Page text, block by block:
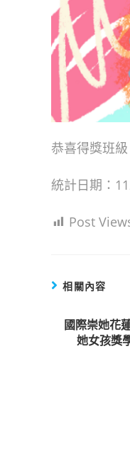
恭喜得獎班
統計日期：
Post
相關內容
國際崇她花
她女孩獎